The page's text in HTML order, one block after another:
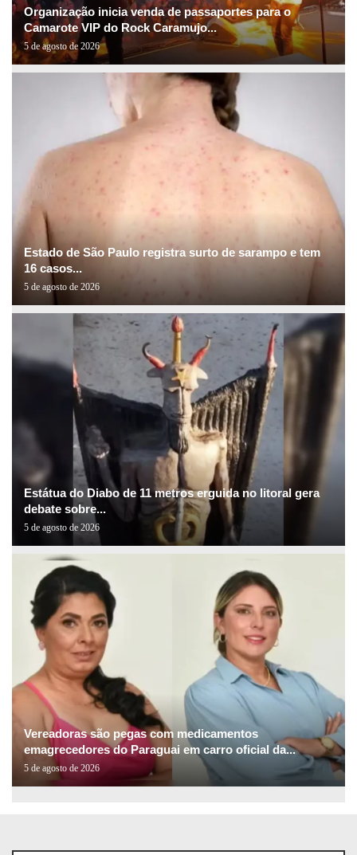
Organização inicia venda de passaportes para o
Camarote VIP do Rock Caramujo...
5 de agosto de 2026
Estado de São Paulo registra surto de sarampo e tem
16 casos...
5 de agosto de 2026
Estátua do Diabo de 11 metros erguida no litoral gera
debate sobre...
5 de agosto de 2026
Vereadoras são pegas com medicamentos
emagrecedores do Paraguai em carro oficial da...
5 de agosto de 2026